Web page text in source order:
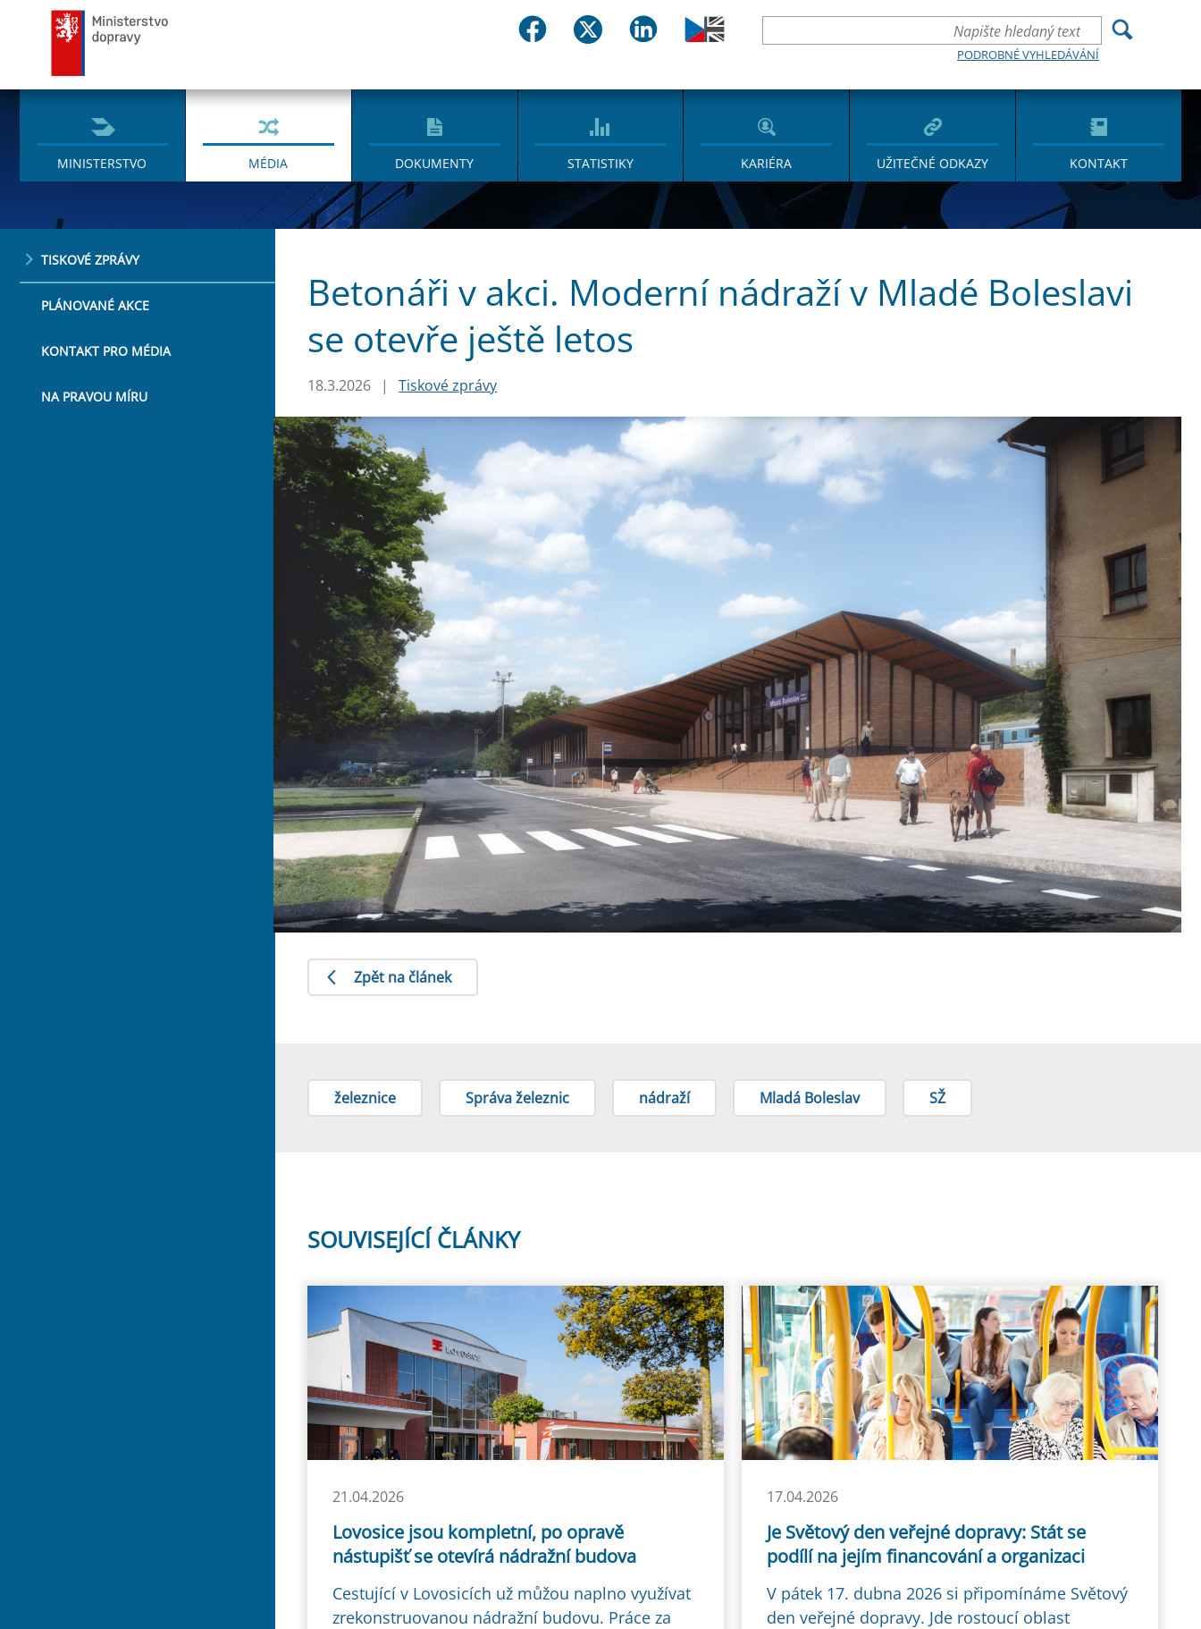
PODROBNÉ VYHLEDÁVÁNÍ
MINISTERSTVO MÉDIA DOKUMENTY STATISTIKY KARIÉRA UŽITEČNÉ ODKAZY KONTAKT
TISKOVÉ ZPRÁVY
PLÁNOVANÉ AKCE
KONTAKT PRO MÉDIA
NA PRAVOU MÍRU
Betonáři v akci. Moderní nádraží v Mladé Boleslavi
se otevře ještě letos
18.3.2026 | Tiskové zprávy
Zpět na článek
železnice Správa železnic nádraží Mladá Boleslav SŽ
SOUVISEJÍCÍ ČLÁNKY
21.04.2026
Lovosice jsou kompletní, po opravě
nástupišť se otevírá nádražní budova
Cestující v Lovosicích už můžou naplno využívat
zrekonstruovanou nádražní budovu. Práce za
17.04.2026
Je Světový den veřejné dopravy: Stát se
podílí na jejím financování a organizaci
V pátek 17. dubna 2026 si připomínáme Světový
den veřejné dopravy. Jde rostoucí oblast